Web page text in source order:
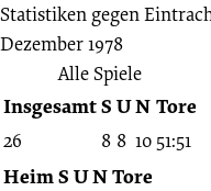
Statistiken gegen
Dezember 1978
Alle Spiele
InsgesamtS UN Tore
26 8 8 10 51:51
HeimS UNTore